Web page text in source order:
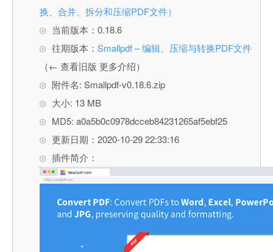
换、合并、拆分和压缩PDF文件）
当前版本：0.18.6
往期版本： Smallpdf – 编辑、压缩与转换PDF文件
（← 查看旧版 更多介绍）
附件名: Smallpdf-v0.18.6.zip
大小: 13 MB
MD5: a0a5b0c0978dcceb84231265af5ebf25
更新日期：2020-10-29 22:33:16
插件简介：